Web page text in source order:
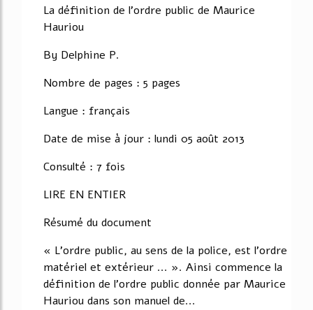
La définition de l'ordre public de Maurice
Hauriou
By Delphine P.
Nombre de pages : 5 pages
Langue : français
Date de mise à jour : lundi 05 août 2013
Consulté : 7 fois
LIRE EN ENTIER
Résumé du document
« L’ordre public, au sens de la police, est l’ordre
matériel et extérieur ... ». Ainsi commence la
définition de l’ordre public donnée par Maurice
Hauriou dans son manuel de...